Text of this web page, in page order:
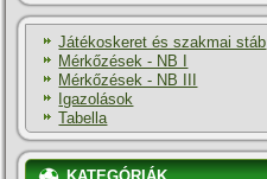
Játékoskeret és szakmai stáb
Mérkőzések - NB I
Mérkőzések - NB III
Igazolások
Tabella